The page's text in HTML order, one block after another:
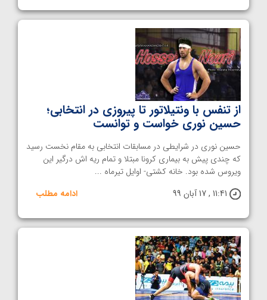
از تنفس با ونتیلاتور تا پیروزی در انتخابی؛
حسین نوری خواست و توانست
حسین نوری در شرایطی در مسابقات انتخابی به مقام نخست رسید
که چندی پیش به بیماری کرونا مبتلا و تمام ریه اش درگیر این
ویروس شده بود. خانه کشتی- اوایل تیرماه ...
11:41 , 17 آبان 99
ادامه مطلب